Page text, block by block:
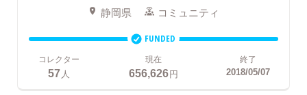
静岡県 コミュニティ
FUNDED
コレクター
57 人
現在
656,626円
終了
2018/05/07